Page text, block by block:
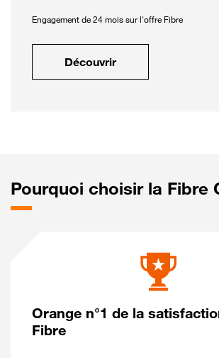
Engagement de 24 mois sur l'offre Fibre
Découvrir
Pourquoi choisir la Fibre
Orange n°1 de la
Fibre